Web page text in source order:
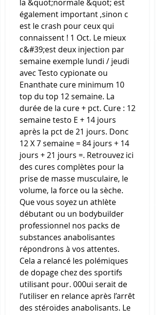
la &quot;normale &quot; est
également important ,sinon c
est le crash pour ceux qui
connaissent ! 1 Oct. Le mieux
c&#39;est deux injection par
semaine exemple lundi / jeudi
avec Testo cypionate ou
Enanthate cure minimum 10
top du top 12 semaine. La
durée de la cure + pct. Cure : 12
semaine testo E + 14 jours
après la pct de 21 jours. Donc
12 X 7 semaine = 84 jours + 14
jours + 21 jours =. Retrouvez ici
des cures complètes pour la
prise de masse musculaire, le
volume, la force ou la sèche.
Que vous soyez un athlète
débutant ou un bodybuilder
professionnel nos packs de
substances anabolisantes
répondrons à vos attentes.
Cela a relancé les polémiques
de dopage chez des sportifs
utilisant pour. 000ui serait de
l’utiliser en relance après l’arrêt
des stéroïdes anabolisants. Le